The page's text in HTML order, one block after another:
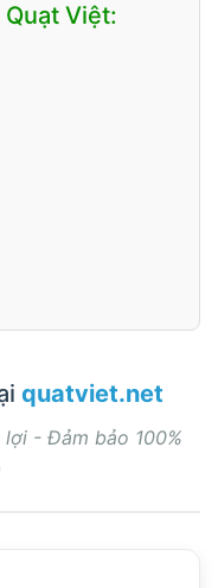
Việt:
quatviet.net
- Đảm bảo 100%